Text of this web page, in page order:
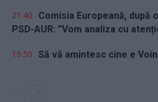
21.40
Comisia Europeană, după
PSD-AUR: ”Vom analiza cu
19.50 Să vă amintesc cine e